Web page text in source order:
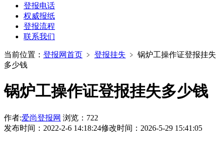
登报电话
权威报纸
登报流程
联系我们
当前位置： 登报网首页 ﹥ 登报挂失 ﹥ 锅炉工操作证登报挂失
多少钱
锅炉工操作证登报挂失多少钱
作者:爱尚登报网 浏览：722
发布时间：2022-2-6 14:18:24修改时间：2026-5-29 15:41:05